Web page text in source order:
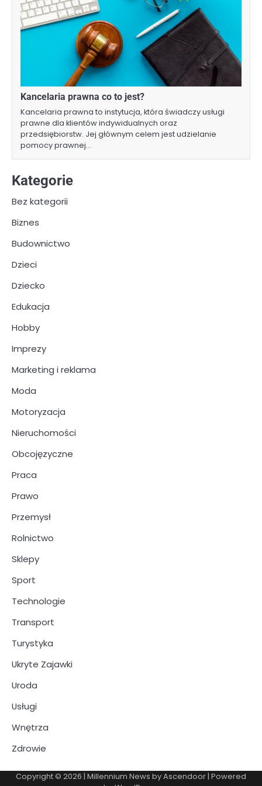
Kancelaria prawna co to jest?
Kancelaria prawna to instytucja, która świadczy usługi
prawne dla klientów indywidualnych oraz
przedsiębiorstw. Jej głównym celem jest udzielanie
pomocy prawnej…
Kategorie
Bez kategorii
Biznes
Budownictwo
Dzieci
Dziecko
Edukacja
Hobby
Imprezy
Marketing i reklama
Moda
Motoryzacja
Nieruchomości
Obcojęzyczne
Praca
Prawo
Przemysł
Rolnictwo
Sklepy
Sport
Technologie
Transport
Turystyka
Ukryte Zajawki
Uroda
Usługi
Wnętrza
Zdrowie
Copyright © 2026 | Millennium News byAscendoor | Powered